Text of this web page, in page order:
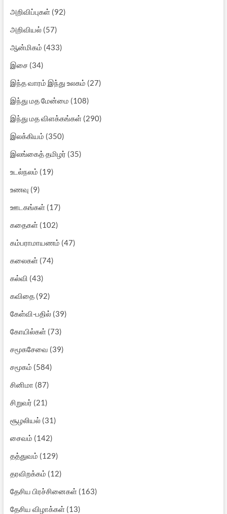
அறிவிப்புகள்(92)
அறிவியல்(57)
ஆன்மிகம் (433)
இசை(34)
இந்த வாரம் இந்து உலகம் (27)
இந்து மத மேன்மை (108)
இந்து மத விளக்கங்கள்(290)
இலக்கியம் (350)
இலங்கைத் தமிழர் (35)
உடல்நலம் (19)
உணவு (9)
ஊடகங்கள்(17)
கதைகள்(102)
கம்பராமாயணம் (47)
கலைகள்(74)
கல்வி (43)
கவிதை(92)
கேள்வி-பதில்(39)
கோயில்கள்(73)
சமூகசேவை (39)
சமூகம் (584)
சினிமா (87)
சிறுவர் (21)
சூழலியல்(31)
சைவம் (142)
தத்துவம் (129)
தரவிறக்கம் (12)
தேசிய பிரச்சினைகள்(163)
தேசிய விழாக்கள்(13)